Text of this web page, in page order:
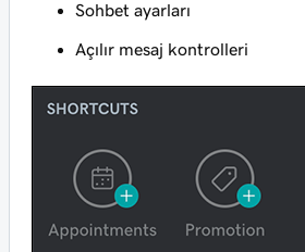
Sohbet ayarları
Açılır mesaj kontrolleri